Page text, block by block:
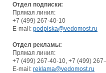
Отдел подписки:
Прямая линия:
+7 (499) 267-40-10
E-mail: podpiska@vedomost.ru
Отдел рекламы:
Прямая линия:
+7 (499) 267-40-10, +7 (499)
E-mail: reklama@vedomost.ru